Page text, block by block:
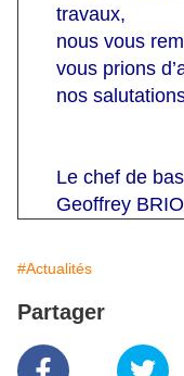
travaux,
nous vous
vous prions
nos
Le chef de
Geoffrey
#Actualités
Partager